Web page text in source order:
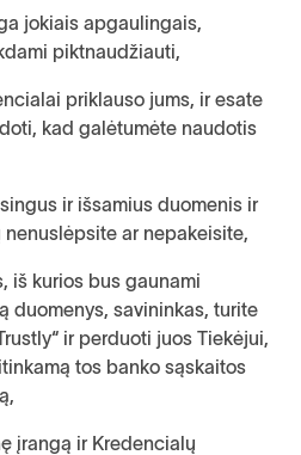
jokiais apgaulingais,
piktnaudžiauti,
priklauso jums, ir esate
kad galėtumėte naudotis
ir išsamius duomenis ir
ar nepakeisite,
iš kurios bus gaunami
duomenys, savininkas, turite
ir perduoti juos Tiekėjui,
tos banko sąskaitos
įrangą ir Kredencialų